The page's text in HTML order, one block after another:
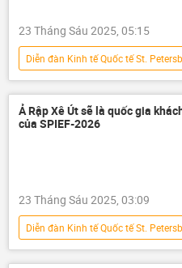
23 Tháng Sáu 2025, 05:15
Diễn đàn Kinh tế Quốc tế St.
Yandex
Kazakhstan
Thế giới
Bộ phát triển
Trung Quốc
Ả Rập Xê Út sẽ là quốc gia
của SPIEF-2026
23 Tháng Sáu 2025, 03:09
Diễn đàn Kinh tế Quốc tế St.
SPIEF 2025
St.